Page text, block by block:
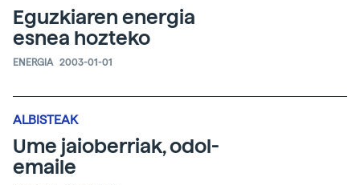
Eguzkiaren energia
esnea hozteko
ENERGIA 2003-01-01
ALBISTEAK
Ume jaioberriak, odol-
emaile